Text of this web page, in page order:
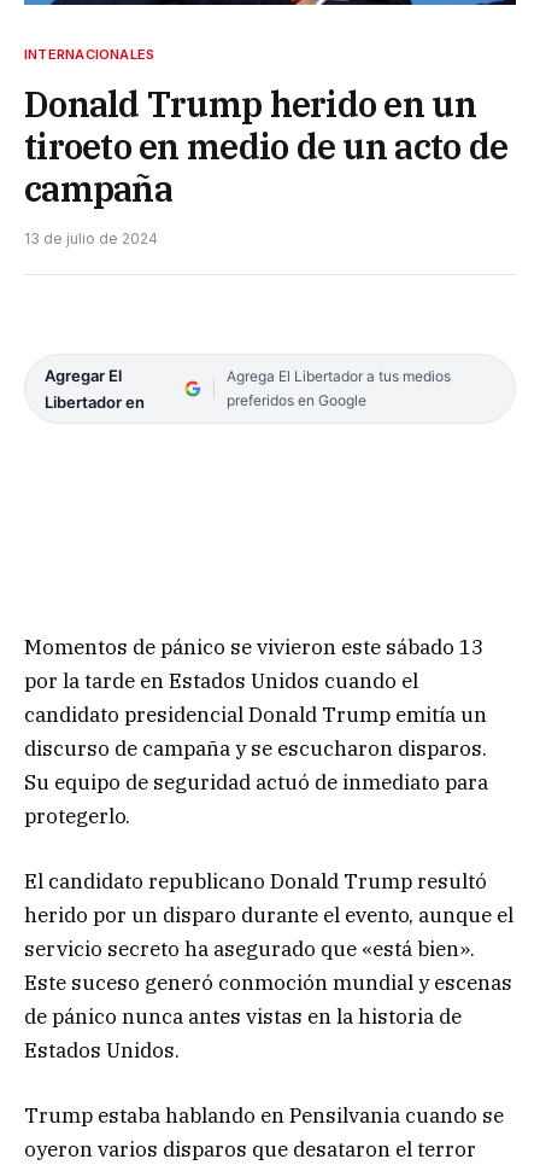
INTERNACIONALES
Donald Trump herido en un
tiroeto en medio de un acto de
campaña
13 de julio de 2024
Agregar El
Libertador en
Agrega El Libertador a tus medios
preferidos en Google
Momentos de pánico se vivieron este sábado 13
por la tarde en Estados Unidos cuando el
candidato presidencial Donald Trump emitía un
discurso de campaña y se escucharon disparos.
Su equipo de seguridad actuó de inmediato para
protegerlo.
El candidato republicano Donald Trump resultó
herido por un disparo durante el evento, aunque el
servicio secreto ha asegurado que «está bien».
Este suceso generó conmoción mundial y escenas
de pánico nunca antes vistas en la historia de
Estados Unidos.
Trump estaba hablando en Pensilvania cuando se
oyeron varios disparos que desataron el terror